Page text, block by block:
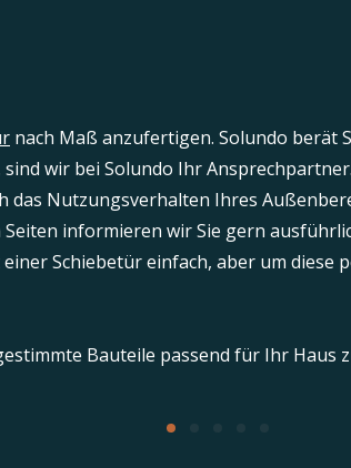
nach Maß anzufertigen. Solundo berät
wir bei Solundo Ihr
das Nutzungsverhalten Ihres
informieren wir Sie gern
Schiebetür einfach, aber um
Bauteile passend für Ihr Haus